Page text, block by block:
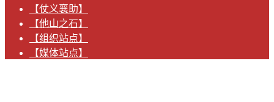
【仗义襄助】
【他山之石】
【组织站点】
【媒体站点】